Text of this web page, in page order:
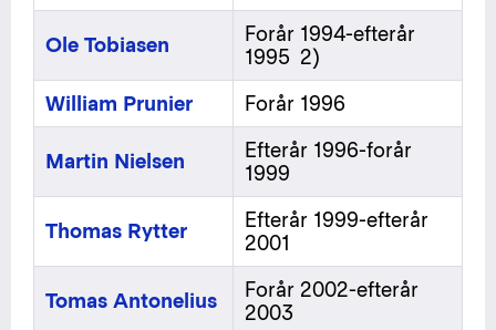
Ole Tobiasen
Forår 1994-efterår
1995 2)
William Prunier
Forår 1996
Martin Nielsen
Efterår 1996-forår
1999
Thomas Rytter
Efterår 1999-efterår
2001
Tomas Antonelius
Forår 2002-efterår
2003